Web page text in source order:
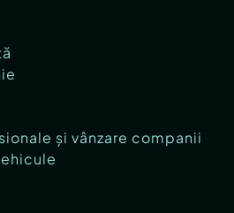
și vânzare companii